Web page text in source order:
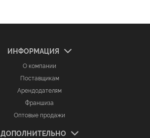
ИНФОРМАЦИЯ
О компании
Поставщикам
Арендодателям
Франшиза
Оптовые продажи
ДОПОЛНИТЕЛЬНО